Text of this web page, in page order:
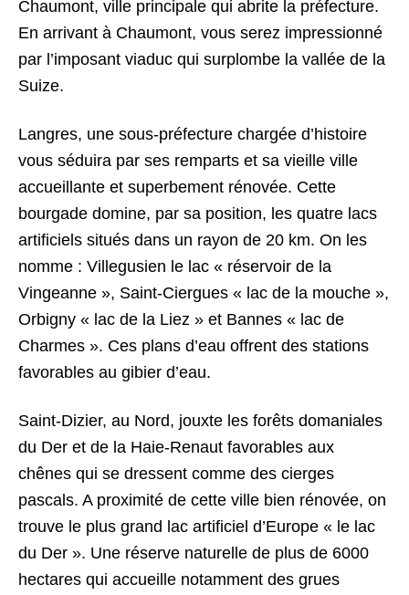
Chaumont, ville principale qui abrite la préfecture.
En arrivant à Chaumont, vous serez impressionné
par l’imposant viaduc qui surplombe la vallée de la
Suize.
Langres, une sous-préfecture chargée d’histoire
vous séduira par ses remparts et sa vieille ville
accueillante et superbement rénovée. Cette
bourgade domine, par sa position, les quatre lacs
artificiels situés dans un rayon de 20 km. On les
nomme : Villegusien le lac « réservoir de la
Vingeanne », Saint-Ciergues « lac de la mouche »,
Orbigny « lac de la Liez » et Bannes « lac de
Charmes ». Ces plans d’eau offrent des stations
favorables au gibier d’eau.
Saint-Dizier, au Nord, jouxte les forêts domaniales
du Der et de la Haie-Renaut favorables aux
chênes qui se dressent comme des cierges
pascals. A proximité de cette ville bien rénovée, on
trouve le plus grand lac artificiel d’Europe « le lac
du Der ». Une réserve naturelle de plus de 6000
hectares qui accueille notamment des grues